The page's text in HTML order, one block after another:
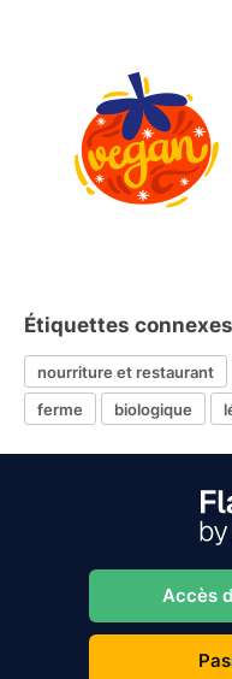
Étiquettes connexes
nourriture et restaurant
ferme
biologique
Accès